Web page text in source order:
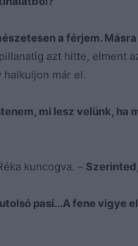
a férjem.
azt hitte, elment
már el.
mi lesz velünk, ha
kuncogva. –
pasi…A fene vigye